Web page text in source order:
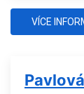
VÍCE